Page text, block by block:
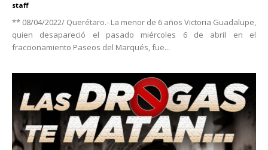
staff
** 08/04/2022/ Querétaro.- La menor de 6 años Victoria Guadalupe,
quien desapareció el pasado miércoles 6 de abril en el
fraccionamiento Paseos del Marqués, fue...